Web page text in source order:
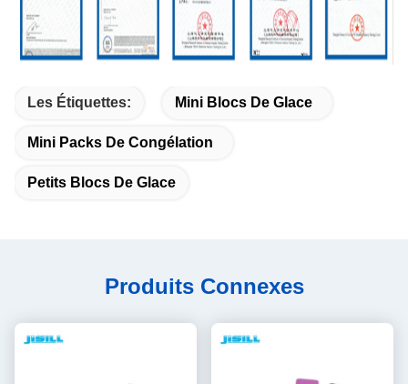
Les Étiquettes: Mini Blocs De Glace
Mini Packs De Congélation
Petits Blocs De Glace
Produits Connexes